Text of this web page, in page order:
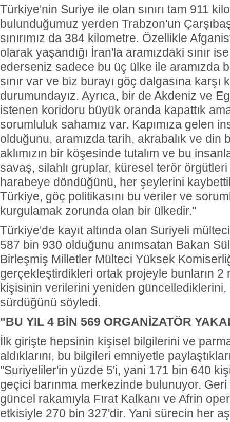
Türkiye'nin Suriye ile olan sınırı tam 911
bulunduğumuz yerden Trabzon'un
sınırımız da 384 kilometre. Özellikle
olarak yaşandığı İran'la aramızdaki sınır
ederseniz sadece bu üç ülke ile aramızda
sınır var ve biz burayı göç dalgasına karşı
durumundayız. Ayrıca, bir de Akdeniz ve
istenen koridoru büyük oranda kapattık
sorumluluk sahamız var. Kapımıza gelen
olduğunu, aramızda tarih, akrabalık ve din
aklımızın bir köşesinde tutalım ve bu
savaş, silahlı gruplar, küresel terör
harabeye döndüğünü, her şeylerini
Türkiye, göç politikasını bu veriler ve
kurgulamak zorunda olan bir ülkedir."
Türkiye'de kayıt altında olan Suriyeli mülteci
587 bin 930 olduğunu anımsatan Bakan
Birleşmiş Milletler Mülteci Yüksek
gerçekleştirdikleri ortak projeyle bunların 2
kişisinin verilerini yeniden güncellediklerini,
sürdüğünü söyledi.
"BU YIL 4 BİN 569 ORGANİZATÖR
İlk girişte hepsinin kişisel bilgilerini ve
aldıklarını, bu bilgileri emniyetle
"Suriyeliler'in yüzde 5'i, yani 171 bin 640
geçici barınma merkezinde bulunuyor. Geri
güncel rakamıyla Fırat Kalkanı ve Afrin
etkisiyle 270 bin 327'dir. Yani sürecin her